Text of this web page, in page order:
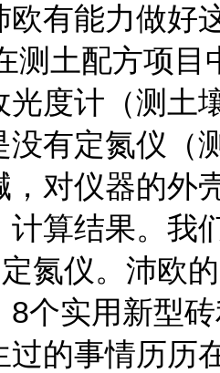
欧有能力做好
测土配方项目
光度计（测土
没有定氮仪（
，对仪器的外
计算结果。我
氮仪。沛欧
8个实用新型
过的事情历历